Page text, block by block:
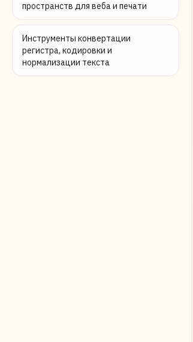
пространств для веба и печати
Инструменты конвертации
регистра, кодировки и
нормализации текста